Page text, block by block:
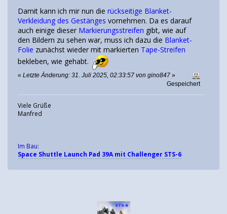
Damit kann ich mir nun die rückseitige Blanket-
Verkleidung des Gestänges vornehmen. Da es darauf
auch einige dieser Markierungsstreifen gibt, wie auf
den Bildern zu sehen war, muss ich dazu die Blanket-
Folie zunächst wieder mit markierten Tape-Streifen
bekleben, wie gehabt.
« Letzte Änderung: 31. Juli 2025, 02:33:57 von gino847 »
Gespeichert
Viele Grüße
Manfred
Im Bau:
Space Shuttle Launch Pad 39A mit Challenger STS-6